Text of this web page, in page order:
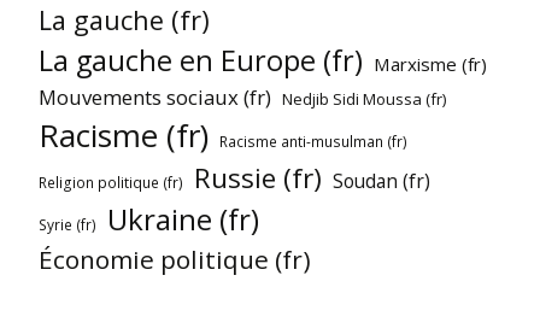
La gauche (fr)
La gauche en Europe (fr) Marxisme (fr)
Mouvements sociaux (fr) Nedjib Sidi Moussa (fr)
Racisme (fr) Racisme anti-musulman (fr)
Religion politique (fr) Russie (fr) Soudan (fr)
Syrie (fr) Ukraine (fr)
Économie politique (fr)